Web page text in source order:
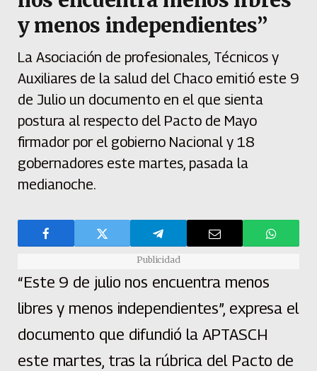
y menos independientes”
La Asociación de profesionales, Técnicos y
Auxiliares de la salud del Chaco emitió este 9
de Julio un documento en el que sienta
postura al respecto del Pacto de Mayo
firmador por el gobierno Nacional y 18
gobernadores este martes, pasada la
medianoche.
Publicidad
“Este 9 de julio nos encuentra menos
libres y menos independientes”, expresa el
documento que difundió la APTASCH
este martes, tras la rúbrica del Pacto de